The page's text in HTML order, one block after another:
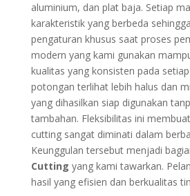
aluminium, dan plat baja. Setiap
karakteristik yang berbeda
pengaturan khusus saat proses
modern yang kami gunakan
kualitas yang konsisten pada
potongan terlihat lebih halus dan
yang dihasilkan siap digunakan
tambahan. Fleksibilitas ini
cutting sangat diminati dalam
Keunggulan tersebut menjadi
Cutting yang kami tawarkan.
hasil yang efisien dan berkualitas